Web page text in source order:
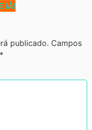
JÁ!
publicado. Campos
*